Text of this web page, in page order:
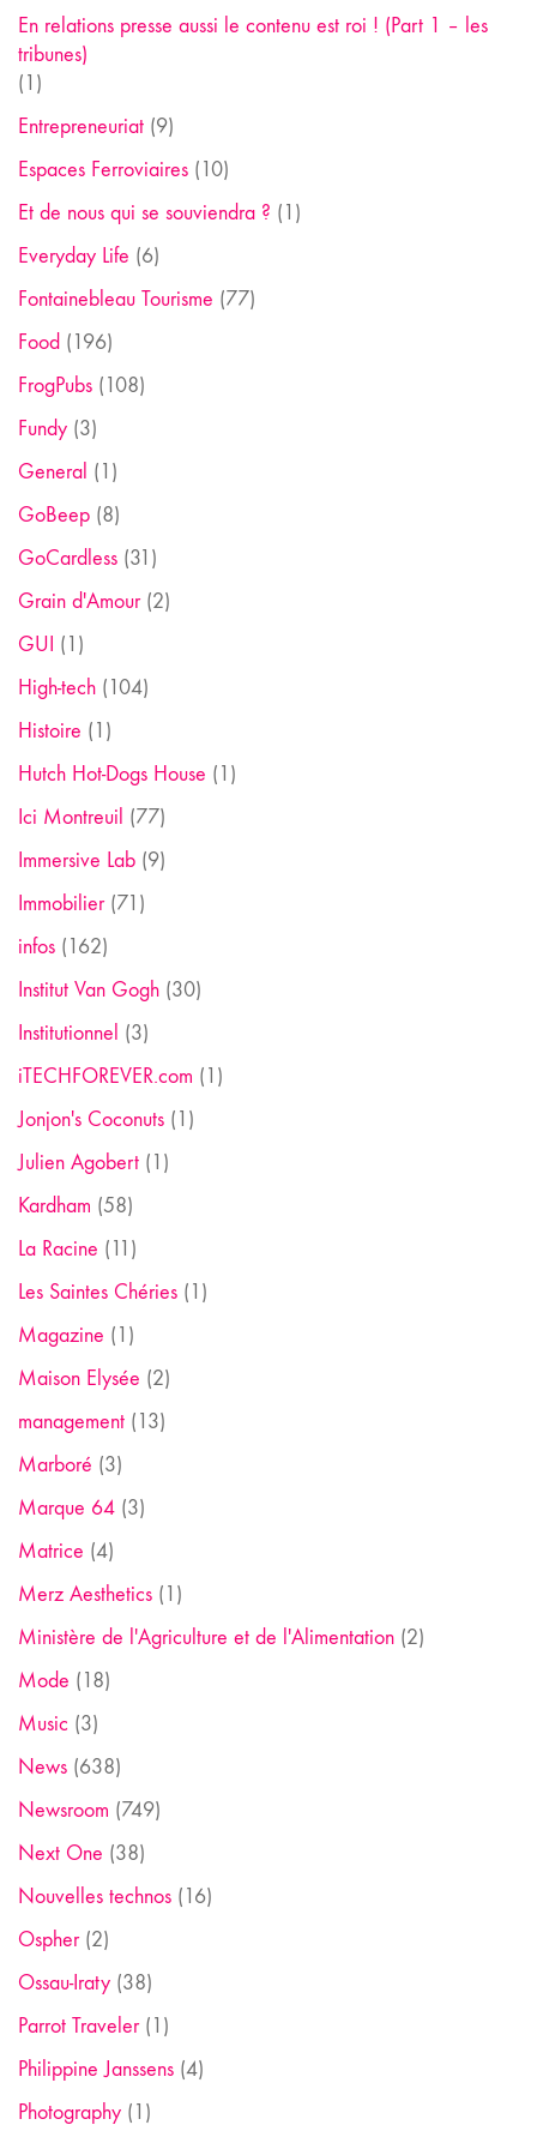
En relations presse aussi le contenu est roi ! (Part 1 – les
tribunes)
(1)
Entrepreneuriat (9)
Espaces Ferroviaires (10)
Et de nous qui se souviendra ? (1)
Everyday Life (6)
Fontainebleau Tourisme (77)
Food (196)
FrogPubs (108)
Fundy (3)
General (1)
GoBeep (8)
GoCardless (31)
Grain d'Amour(2)
GUI (1)
High-tech (104)
Histoire (1)
Hutch Hot-Dogs House (1)
Ici Montreuil (77)
Immersive Lab (9)
Immobilier(71)
infos (162)
Institut Van Gogh (30)
Institutionnel (3)
iTECHFOREVER.com (1)
Jonjon's Coconuts (1)
Julien Agobert (1)
Kardham (58)
La Racine (11)
Les Saintes Chéries (1)
Magazine (1)
Maison Elysée (2)
management (13)
Marboré (3)
Marque 64 (3)
Matrice (4)
Merz Aesthetics (1)
Ministère de l'Agriculture et de l'Alimentation (2)
Mode (18)
Music (3)
News (638)
Newsroom (749)
Next One (38)
Nouvelles technos (16)
Ospher(2)
Ossau-Iraty (38)
Parrot Traveler(1)
Philippine Janssens (4)
Photography (1)